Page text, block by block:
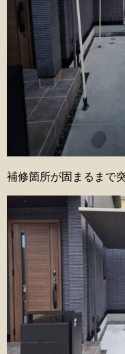
補修箇所が固まるまで